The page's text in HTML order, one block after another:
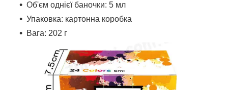
Об'єм однієї баночки: 5 мл
Упаковка: картонна коробка
Вага: 202 г